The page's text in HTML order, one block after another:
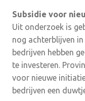
Subsidie voor
Uit onderzoek is
nog achterblijven
bedrijven hebben
te investeren.
voor nieuwe
bedrijven een